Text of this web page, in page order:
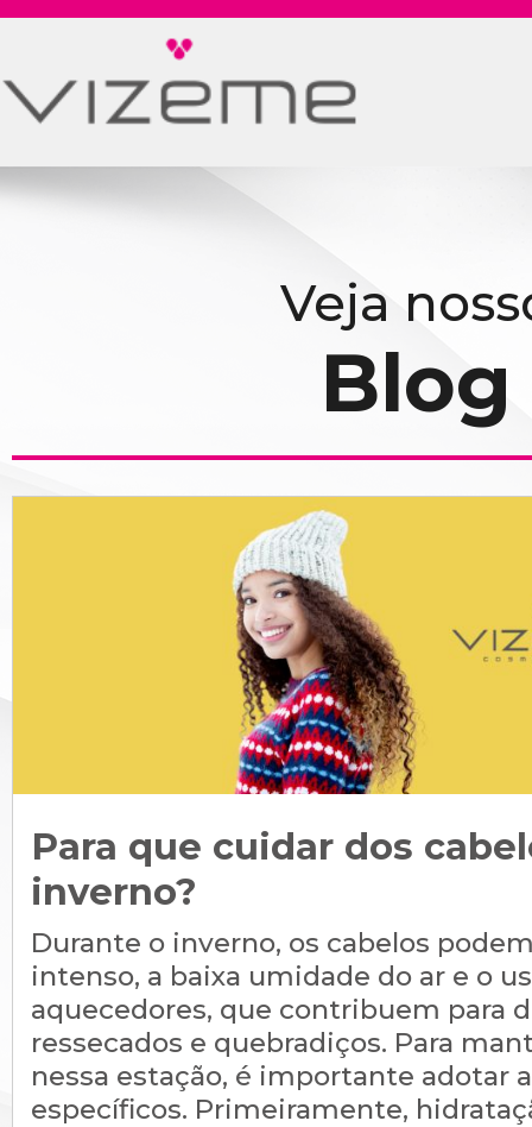
Veja
Blog
Para que cuidar dos
inverno?
Durante o inverno, os cabelos
intenso, a baixa umidade do ar e o
aquecedores, que contribuem para
ressecados e quebradiços. Para
nessa estação, é importante adotar
específicos. Primeiramente,